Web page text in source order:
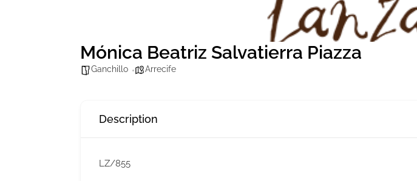
Mónica Beatriz Salvatierra Piazza
Ganchillo Arrecife
Description
LZ/855